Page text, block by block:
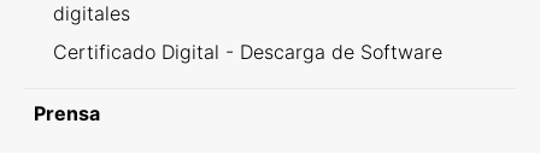
digitales
Certificado Digital - Descarga de Software
Prensa